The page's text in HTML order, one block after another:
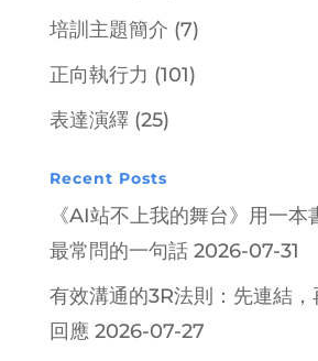
培訓主題簡介 (7)
正向執行力 (101)
表達演繹 (25)
Recent Posts
《AI站不上我的舞台》用一本
最常問的一句話 2026-07-31
有效溝通的3R法則：先連結
回應 2026-07-27